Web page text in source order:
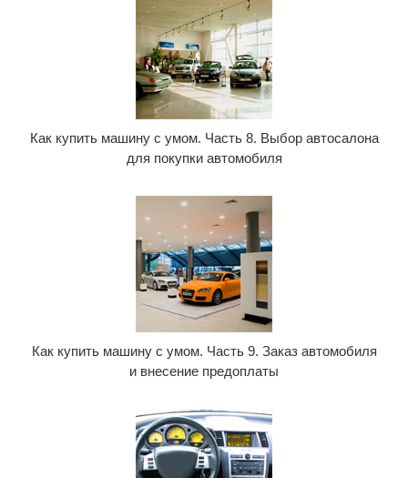
Как купить машину с умом. Часть 8. Выбор автосалона
для покупки автомобиля
Как купить машину с умом. Часть 9. Заказ автомобиля
и внесение предоплаты